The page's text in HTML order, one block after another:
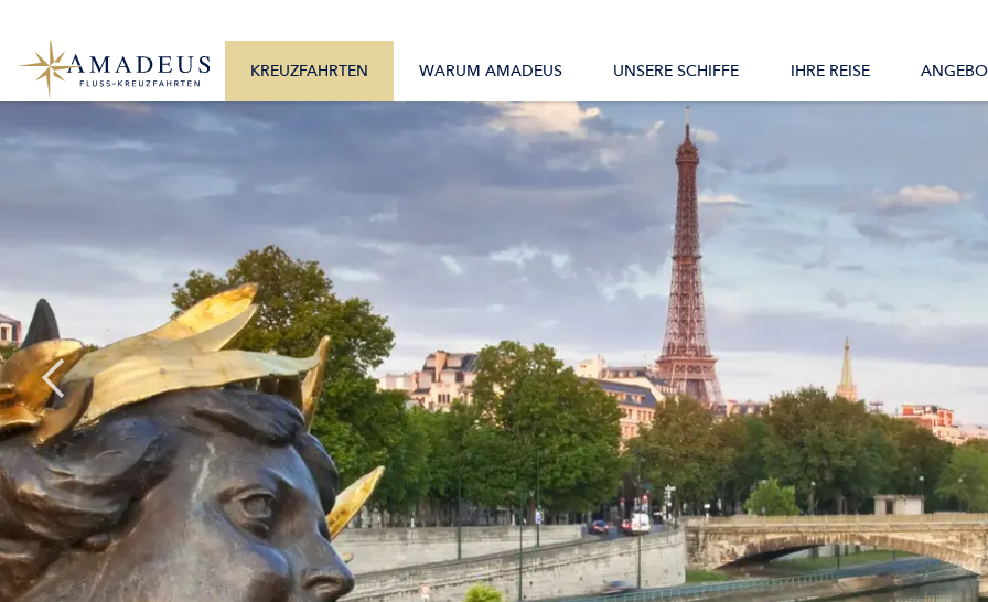
KREUZFAHRTEN WARUM AMADEUS UNSERE SCHIFFE IHRE REISE
Alle Monate Mo. – Fr. 9:30 – 17:30 Uhr